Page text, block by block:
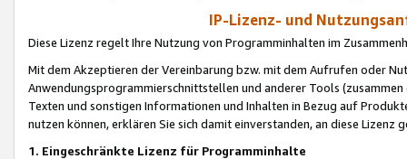
IP-Lizenz- und
Diese Lizenz regelt Ihre Nutzung von Programminhalten im
Mit dem Akzeptieren der Vereinbarung bzw. mit dem Aufrufen oder
Anwendungsprogrammierschnittstellen und anderer Tools (zusammen
Texten und sonstigen Informationen und Inhalten in Bezug auf
nutzen können, erklären Sie sich damit einverstanden, an diese Lizenz
1. Eingeschränkte Lizenz für Programminhalte